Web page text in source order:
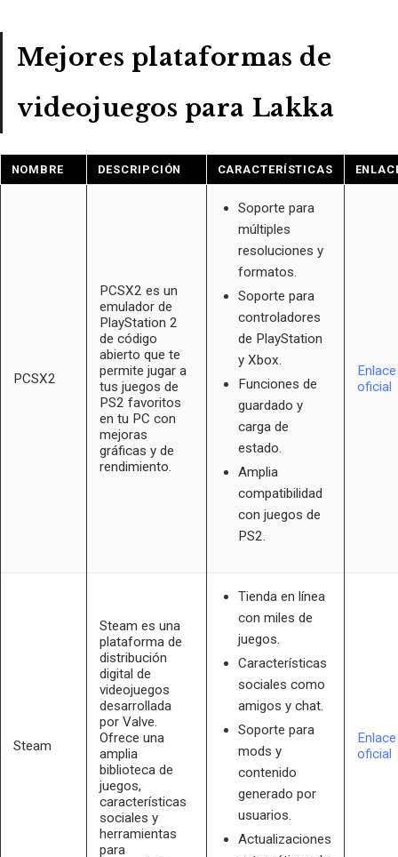
Mejores plataformas de
videojuegos para Lakka
NOMBRE DESCRIPCIÓN CARACTERÍSTICAS
PCSX2
PCSX2 es un
emulador de
PlayStation 2
de código
abierto que te
permite jugar a
tus juegos de
PS2 favoritos
en tu PC con
mejoras
gráficas y de
rendimiento.
Soporte para
múltiples
resoluciones y
formatos.
Soporte para
controladores
de PlayStation
y Xbox.
Funciones de
guardado y
carga de
estado.
Amplia
compatibilidad
con juegos de
PS2.
Enlace
oficial
Steam
Steam es una
plataforma de
distribución
digital de
videojuegos
desarrollada
por Valve.
Ofrece una
amplia
biblioteca de
juegos,
características
sociales y
herramientas
para
Tienda en línea
con miles de
juegos.
Características
sociales como
amigos y chat.
Soporte para
mods y
contenido
generado por
usuarios.
Actualizaciones
Enlace
oficial